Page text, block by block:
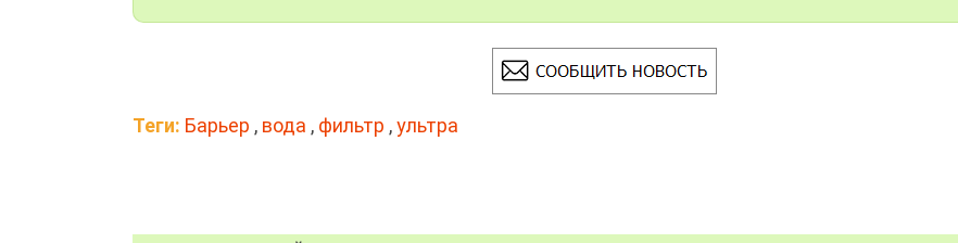
Теги: Барьер , вода , фильтр ,ультра